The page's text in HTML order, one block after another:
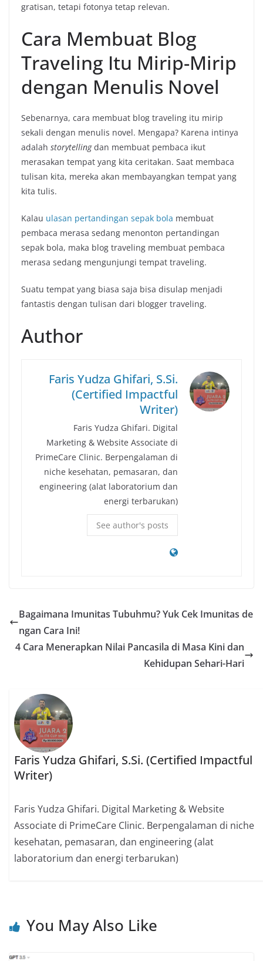
gratisan, tetapi fotonya tetap relevan.
Cara Membuat Blog
Traveling Itu Mirip-Mirip
dengan Menulis Novel
Sebenarnya, cara membuat blog traveling itu mirip
sekali dengan menulis novel. Mengapa? Karena intinya
adalah storytellingdan membuat pembaca ikut
merasakan tempat yang kita ceritakan. Saat membaca
tulisan kita, mereka akan membayangkan tempat yang
kita tulis.
Kalau ulasan pertandingan sepak bola membuat
pembaca merasa sedang menonton pertandingan
sepak bola, maka blog traveling membuat pembaca
merasa sedang mengunjungi tempat traveling.
Suatu tempat yang biasa saja bisa disulap menjadi
fantastis dengan tulisan dari blogger traveling.
Author
Faris Yudza Ghifari, S.Si.
(Certified Impactful
Writer)
Faris Yudza Ghifari. Digital
Marketing & Website Associate di
PrimeCare Clinic. Berpengalaman di
niche kesehatan, pemasaran, dan
engineering (alat laboratorium dan
energi terbarukan)
See author's posts
Bagaimana Imunitas Tubuhmu? Yuk Cek Imunitas de
ngan Cara Ini!
4 Cara Menerapkan Nilai Pancasila di Masa Kini dan
Kehidupan Sehari-Hari
Faris Yudza Ghifari, S.Si. (Certified Impactful
Writer)
Faris Yudza Ghifari. Digital Marketing & Website
Associate di PrimeCare Clinic. Berpengalaman di niche
kesehatan, pemasaran, dan engineering (alat
laboratorium dan energi terbarukan)
You May Also Like